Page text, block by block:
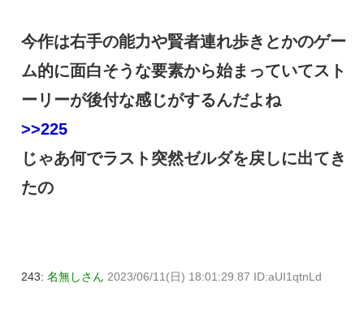
今作は右手の能力や賢者連れ歩きとかのゲー
ム的に面白そうな要素から始まっていてスト
ーリーが後付な感じがするんだよね
>>225
じゃあ何でラスト突然ゼルダを戻しに出てき
たの
243: 名無しさん 2023/06/11(日) 18:01:29.87 ID:aUI1qtnLd